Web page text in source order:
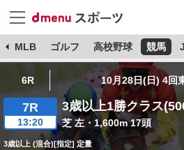
MLB ゴルフ 高校野球 競馬
6R 10月28日(日) 4回
7R
13:20
3歳以上1勝クラス
芝 左・1,600m 17頭
3歳以上 (混合)[指定] 定量